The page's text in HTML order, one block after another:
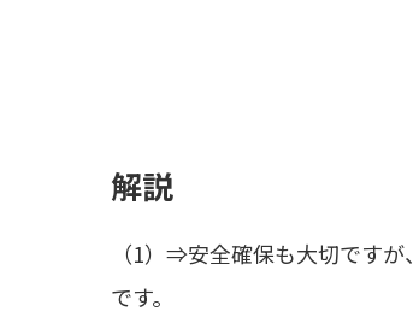
解説
（1）⇒安全確保も大切です
です。